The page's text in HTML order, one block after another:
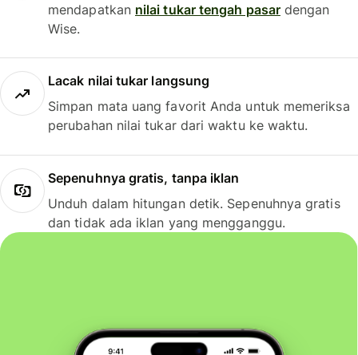
mendapatkan nilai tukar tengah pasardengan
Wise.
Lacak nilai tukar langsung
Simpan mata uang favorit Anda untuk memeriksa
perubahan nilai tukar dari waktu ke waktu.
Sepenuhnya gratis, tanpa iklan
Unduh dalam hitungan detik. Sepenuhnya gratis
dan tidak ada iklan yang mengganggu.